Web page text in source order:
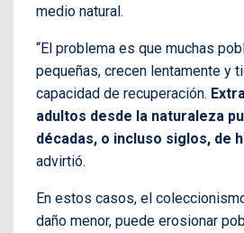
medio natural.
“El problema es que muchas
pequeñas, crecen lentamente y
capacidad de recuperación.
adultos desde la naturaleza
décadas, o incluso siglos, de
advirtió.
En estos casos, el
daño menor, puede erosionar